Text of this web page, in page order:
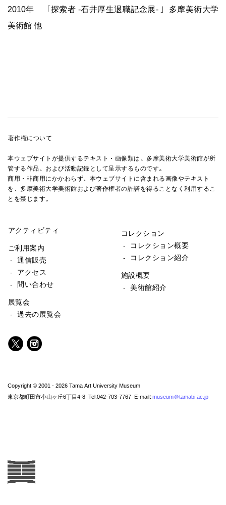
2010年 「探索者 -石井厚生退職記念展- 」多摩美術大学
美術館 他
著作権について
本ウェブサイトが提供するテキスト・画像類は、多摩美術大学美術館が所
管する作品、および活動記録として呈示するものです。
商用・非商用にかかわらず、本ウェブサイトに含まれる画像やテキスト
を、多摩美術大学美術館および著作権者の許諾を得ることなく利用するこ
とを禁じます。
アクティビティ
ご利用案内
- 通信販売
- アクセス
- 問い合わせ
展覧会
- 過去の展覧会
コレクション
- コレクション概要
- コレクション紹介
施設概要
- 美術館紹介
Copyright © 2001 - 2026 Tama Art University Museum
東京都町田市小山ヶ丘6丁目4-8 Tel.042-703-7767 E-mail:museum@tamabi.ac.jp